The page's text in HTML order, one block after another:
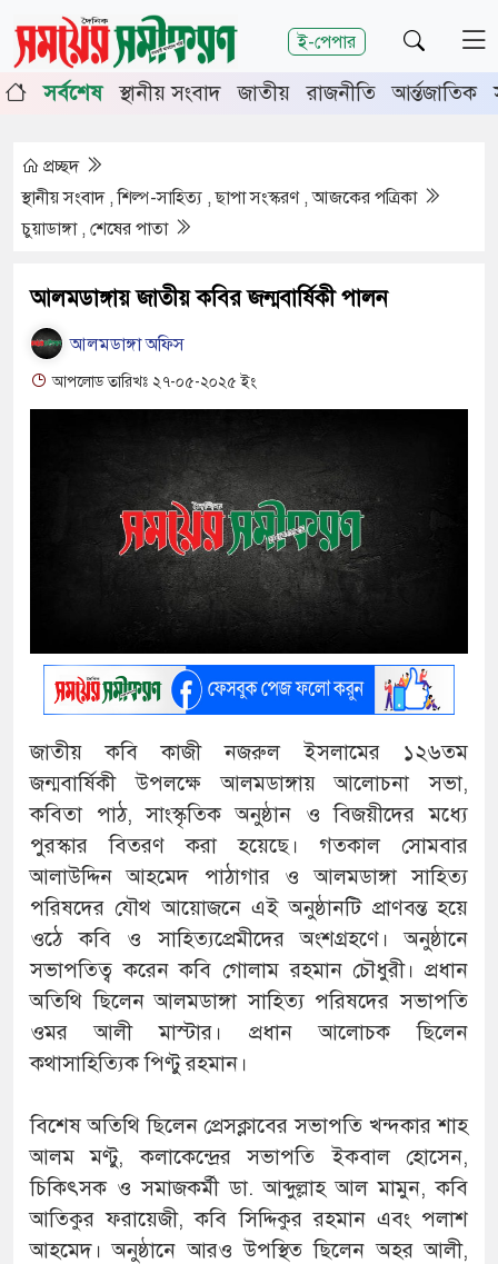
ই-পেপার
শিরোনাম
চুয়াডাঙ্গা-মেহেরপুরে জামায়াতের গণমিছিল
সভায় সিনিয়র জেলা জজ রফিকুল ইসলাম
সর্বশেষ স্থানীয় সংবাদ জাতীয় রাজনীতি আর্ন্তজাতিক
প্রচ্ছদ
স্থানীয় সংবাদ , শিল্প-সাহিত্য , ছাপা সংস্করণ , আজকের পত্রিকা
চুয়াডাঙ্গা , শেষের পাতা
আলমডাঙ্গায় জাতীয় কবির জন্মবার্ষিকী পালন
আলমডাঙ্গা অফিস
আপলোড তারিখঃ ২৭-০৫-২০২৫ ইং
জাতীয় কবি কাজী নজরুল ইসলামের ১২৬তম
জন্মবার্ষিকী উপলক্ষে আলমডাঙ্গায় আলোচনা সভা,
কবিতা পাঠ, সাংস্কৃতিক অনুষ্ঠান ও বিজয়ীদের মধ্যে
পুরস্কার বিতরণ করা হয়েছে। গতকাল সোমবার
আলাউদ্দিন আহমেদ পাঠাগার ও আলমডাঙ্গা সাহিত্য
পরিষদের যৌথ আয়োজনে এই অনুষ্ঠানটি প্রাণবন্ত হয়ে
ওঠে কবি ও সাহিত্যপ্রেমীদের অংশগ্রহণে। অনুষ্ঠানে
সভাপতিত্ব করেন কবি গোলাম রহমান চৌধুরী। প্রধান
অতিথি ছিলেন আলমডাঙ্গা সাহিত্য পরিষদের সভাপতি
ওমর আলী মাস্টার। প্রধান আলোচক ছিলেন
কথাসাহিত্যিক পিণ্টু রহমান।
বিশেষ অতিথি ছিলেন প্রেসক্লাবের সভাপতি খন্দকার শাহ
আলম মণ্টু, কলাকেন্দ্রের সভাপতি ইকবাল হোসেন,
চিকিৎসক ও সমাজকর্মী ডা. আব্দুল্লাহ আল মামুন, কবি
আতিকুর ফরায়েজী, কবি সিদ্দিকুর রহমান এবং পলাশ
আহমেদ। অনুষ্ঠানে আরও উপস্থিত ছিলেন অহর আলী,